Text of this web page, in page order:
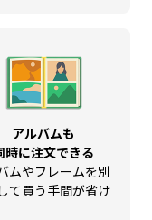
アルバムも
時に注文できる
ムやフレームを別
て買う手間が省け